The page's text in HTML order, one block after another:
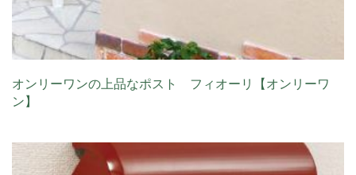
オンリーワンの上品なポスト フィオーリ【オンリーワ
ン】